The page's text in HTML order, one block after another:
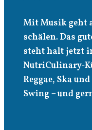
Mit Musik geht
schälen. Das
steht halt jetzt
NutriCulinary-
Reggae, Ska
Swing – und